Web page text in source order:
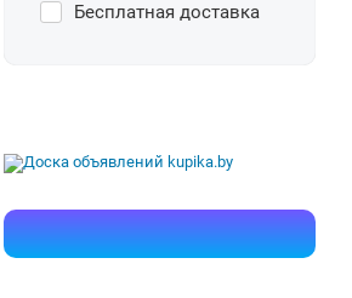
Бесплатная доставка